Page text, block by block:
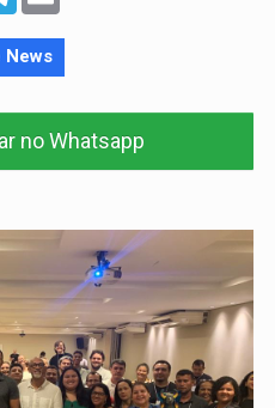
News
no Whatsapp